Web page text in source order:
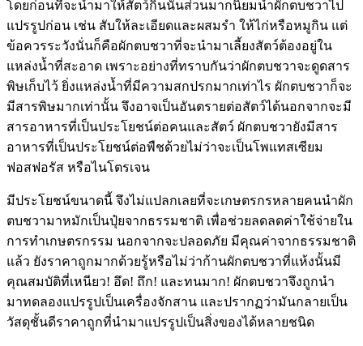
โดยก่อนที่จะนำมาให้สัตว์กินนั้นส่วนมากนิยมนำผักตบชวาไป
แปรรูปก่อน เช่น สับให้ละเอียดและผสมรำ ให้ไก่หรือหมูกิน แต่
ข้อควรระวังนั่นก็คือผักตบชวาที่จะนำมาเลี้ยงสัตว์ต้องอยู่ใน
แหล่งน้ำที่สะอาด เพราะอย่างที่ทราบกันว่าผักตบชวาจะดูดสาร
พิษเก็บไว้ ยิ่งแหล่งน้ำที่มีความสกปรกมากเท่าไร ผักตบชวาก็จะ
มีสารพิษมากเท่านั้น จึงอาจเป็นอันตรายต่อสัตว์ได้นอกจากจะมี
สารอาหารที่เป็นประโยชน์ต่อคนและสัตว์ ผักตบชวายังมีสาร
อาหารที่เป็นประโยชน์ต่อพืชด้วยไม่ว่าจะเป็นโพแทสเซียม
ฟอสฟอรัส หรือไนโตรเจน
มีประโยชน์ขนาดนี้ จึงไม่แปลกเลยที่จะเกษตรกรหลายคนนำผัก
ตบชวามาหมักเป็นปุ๋ยจากธรรมชาติ เพื่อช่วยลดลดค่าใช้จ่ายใน
การทำเกษตรกรรม นอกจากจะปลอดภัย มีคุณค่าจากธรรมชาติ
แล้ว ยังราคาถูกมากด้วยรู้หรือไม่ว่าก้านผักตบชวาที่แห้งนั้นมี
คุณสมบัติที่เหนียว! อึด! ถึก! และทนมาก! ผักตบชวาจึงถูกนำ
มาทดลองแปรรูปเป็นเครื่องจักสาน และปรากฏว่ามันกลายเป็น
วัสดุชั้นดีราคาถูกที่นำมาแปรรูปเป็นสิ่งของได้หลายชนิด